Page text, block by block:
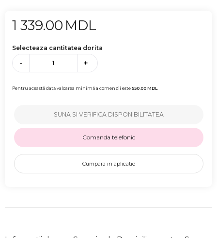
1 339.00 MDL
Selecteaza cantitatea dorita
- +
Pentru această dată valoarea minimă a comenzii este550.00MDL
SUNA SI VERIFICA DISPONIBILITATEA
Comanda telefonic
Cumpara in aplicatie